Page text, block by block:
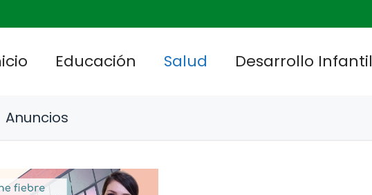
Educación Salud Desarrollo Infantil
Anuncios